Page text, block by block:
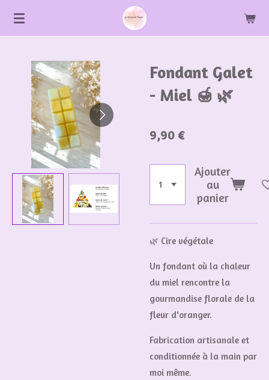
Passer
principal
Fondant Galet
- Miel 🍯 🌿
9,90 €
Ajouter
au
panier
🌿 Cire végétale
Un fondant où la chaleur
du miel rencontre la
gourmandise florale de la
fleur d'oranger.
Fabrication artisanale et
conditionnée à la main par
moi même.